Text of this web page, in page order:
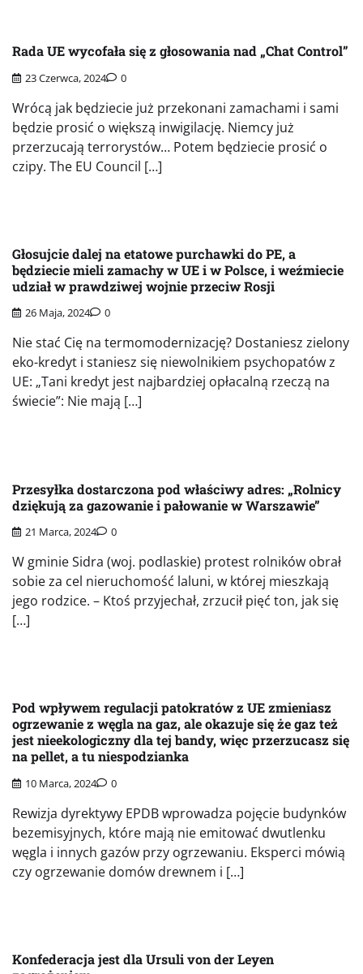
Rada UE wycofała się z głosowania nad „Chat Control”
23 Czerwca, 2024 0
Wrócą jak będziecie już przekonani zamachami i sami
będzie prosić o większą inwigilację. Niemcy już
przerzucają terrorystów… Potem będziecie prosić o
czipy. The EU Council […]
Głosujcie dalej na etatowe purchawki do PE, a
będziecie mieli zamachy w UE i w Polsce, i weźmiecie
udział w prawdziwej wojnie przeciw Rosji
26 Maja, 2024 0
Nie stać Cię na termomodernizację? Dostaniesz zielony
eko-kredyt i staniesz się niewolnikiem psychopatów z
UE: „Tani kredyt jest najbardziej opłacalną rzeczą na
świecie”: Nie mają […]
Przesyłka dostarczona pod właściwy adres: „Rolnicy
dziękują za gazowanie i pałowanie w Warszawie”
21 Marca, 2024 0
W gminie Sidra (woj. podlaskie) protest rolników obrał
sobie za cel nieruchomość laluni, w której mieszkają
jego rodzice. – Ktoś przyjechał, zrzucił pięć ton, jak się
[…]
Pod wpływem regulacji patokratów z UE zmieniasz
ogrzewanie z węgla na gaz, ale okazuje się że gaz też
jest nieekologiczny dla tej bandy, więc przerzucasz się
na pellet, a tu niespodzianka
10 Marca, 2024 0
Rewizja dyrektywy EPDB wprowadza pojęcie budynków
bezemisyjnych, które mają nie emitować dwutlenku
węgla i innych gazów przy ogrzewaniu. Eksperci mówią
czy ogrzewanie domów drewnem i […]
Konfederacja jest dla Ursuli von der Leyen